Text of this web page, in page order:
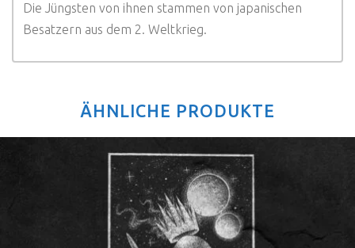
Die Jüngsten von ihnen stammen von japanischen
Besatzern aus dem 2. Weltkrieg.
ÄHNLICHE PRODUKTE